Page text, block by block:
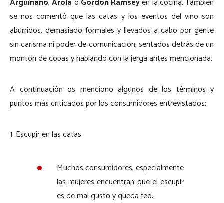
Arguiñano,Arola o Gordon Ramseyen la cocina. También
se nos comentó que las catas y los eventos del vino son
aburridos, demasiado formales y llevados a cabo por gente
sin carisma ni poder de comunicación, sentados detrás de un
montón de copas y hablando con la jerga antes mencionada.
A continuación os menciono algunos de los términos y
puntos más criticados por los consumidores entrevistados:
1. Escupir en las catas
Muchos consumidores, especialmente
las mujeres encuentran que el escupir
es de mal gusto y queda feo.